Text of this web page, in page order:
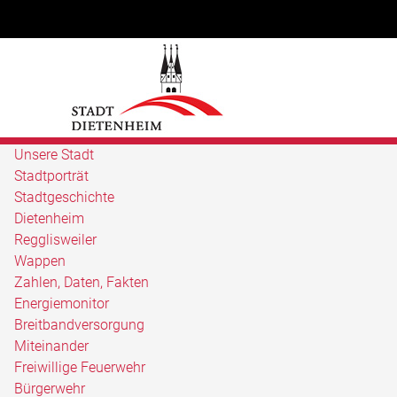
Unsere Stadt
Stadtporträt
Stadtgeschichte
Dietenheim
Regglisweiler
Wappen
Zahlen, Daten, Fakten
Energiemonitor
Breitbandversorgung
Miteinander
Freiwillige Feuerwehr
Bürgerwehr